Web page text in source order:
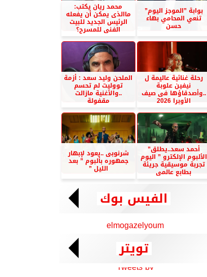
بوابة ”الموجز اليوم”
تنعي المحامي بهاء
حسن
محمد ريان يكتب:
ماالذى يمكن أن يفعله
الرئيس الجديد للبيت
الفنى للمسرح؟
رحلة غنائية عاليمة ل
نيفين علوبة
..وأصدقاؤها فى صيف
الأوبرا 2026
الملحن وليد سعد : أزمة
تووليت لم تحسم
..والأغنية مازالت
مقفولة
أحمد سعد..يطلق”
الألبوم الإلكترو ” اليوم
تجربة موسيقية جريئة
بطابع عالمى
شرنوبى ..يعود لإبهار
جمهوره بألبوم ” بعد
الليل ”
الفيس بوك
elmogazelyoum
تويتر
Tweets by